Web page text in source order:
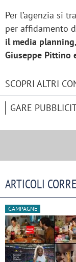
Per l’agenzia si
per affidamento
il media
Giuseppe Pittino
SCOPRI ALTRI
GARE
ARTICOLI
CAMPAGNE